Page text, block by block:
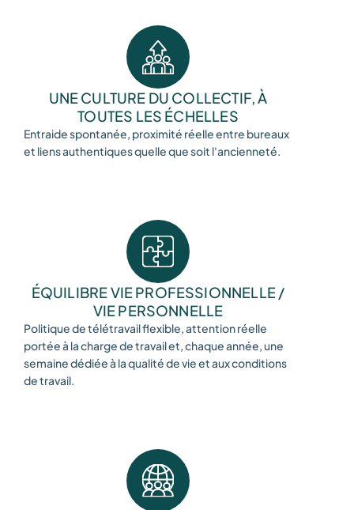
UNE CULTURE DU COLLECTIF, À
TOUTES LES ÉCHELLES
Entraide spontanée, proximité réelle entre bureaux
et liens authentiques quelle que soit l'ancienneté.
ÉQUILIBRE VIE PROFESSIONNELLE /
VIE PERSONNELLE
Politique de télétravail flexible, attention réelle
portée à la charge de travail et, chaque année, une
semaine dédiée à la qualité de vie et aux conditions
de travail.